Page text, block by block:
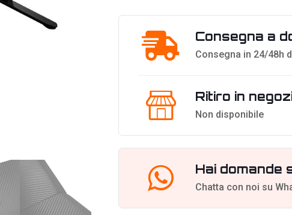
Consegna a
Consegna in 24/48h
Ritiro in
Non disponibile
Hai domande
Chatta con noi su